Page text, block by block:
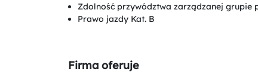
Zdolność przywództwa zarządzanej grupie
Prawo jazdy Kat. B
Firma oferuje